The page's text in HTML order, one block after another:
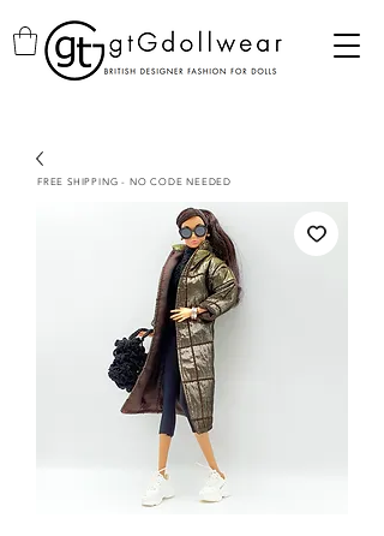
FREE SHIPPING - NO CODE NEEDED